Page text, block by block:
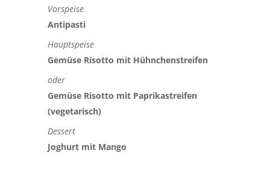
Vorspeise
Antipasti
Hauptspeise
Gemüse Risotto mit Hühnchenstreifen
oder
Gemüse Risotto mit Paprikastreifen
(vegetarisch)
Dessert
Joghurt mit Mango